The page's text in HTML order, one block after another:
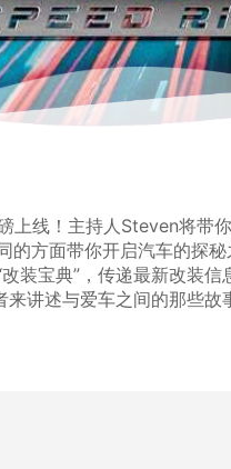
上线！主持人Steven将
方面带你开启汽车的探秘
装宝典”，传递最新改装
讲述与爱车之间的那些故